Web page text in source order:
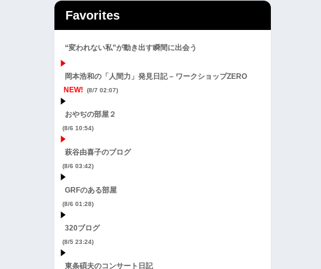
Favorites
“変われない私”が動き出す瞬間に出会う
岡本浩和の「人間力」発見日記 – ワークショップZERO
NEW!
(8/7 02:07)
おやぢの部屋２
(8/6 10:54)
萩谷由喜子のブログ
(8/6 03:42)
GRFのある部屋
(8/6 01:28)
320ブログ
(8/5 23:24)
東条碩夫のコンサート日記